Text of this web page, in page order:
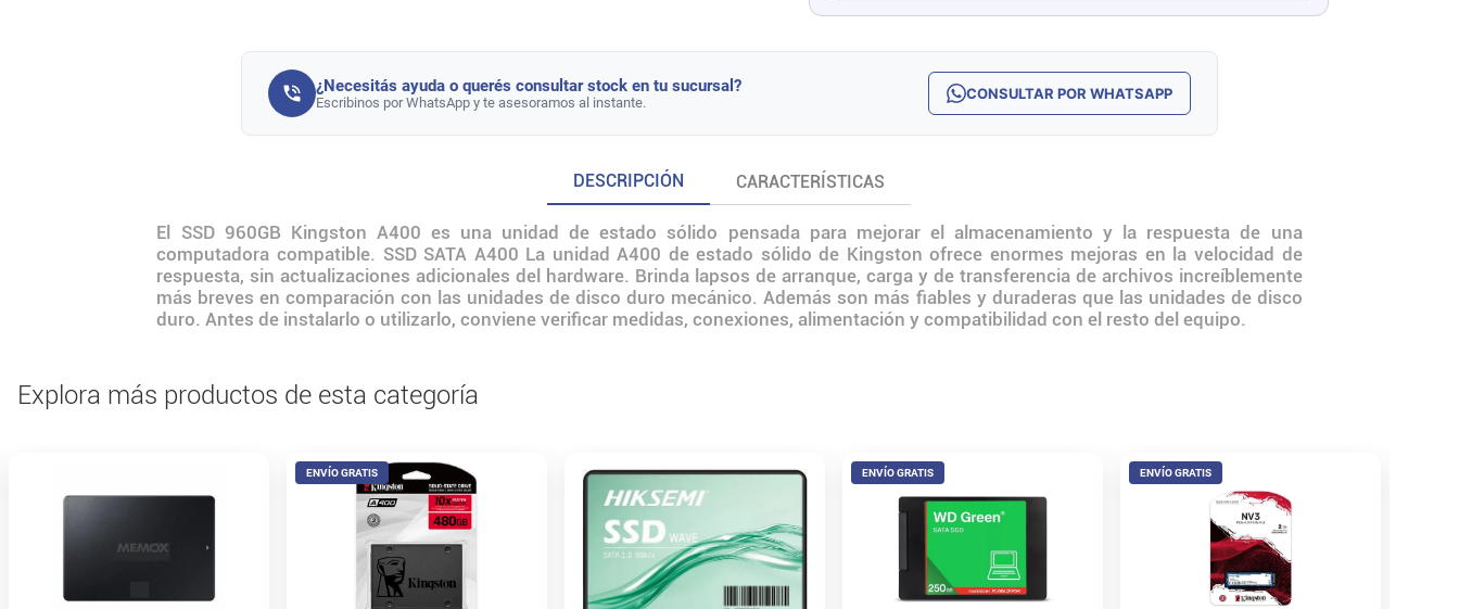
¿Necesitás ayuda o querés consultar stock en tu sucursal?
Escribinos por WhatsApp y te asesoramos al instante. CONSULTAR POR WHATSAPP
DESCRIPCIÓN CARACTERÍSTICAS
El SSD 960GB Kingston A400 es una unidad de estado sólido pensada para mejorar el almacenamiento y la respuesta de una
computadora compatible. SSD SATA A400 La unidad A400 de estado sólido de Kingston ofrece enormes mejoras en la velocidad de
respuesta, sin actualizaciones adicionales del hardware. Brinda lapsos de arranque, carga y de transferencia de archivos increíblemente
más breves en comparación con las unidades de disco duro mecánico. Además son más fiables y duraderas que las unidades de disco
duro. Antes de instalarlo o utilizarlo, conviene verificar medidas, conexiones, alimentación y compatibilidad con el resto del equipo.
Explora más productos de esta categoría
ENVÍO GRATIS ENVÍO GRATIS ENVÍO GRATIS